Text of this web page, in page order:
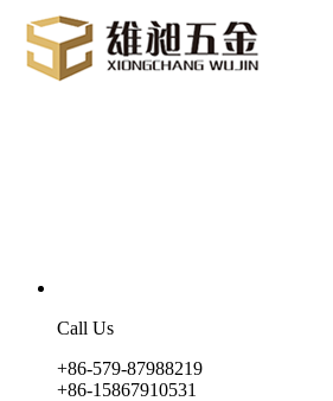
Call Us
+86-579-87988219
+86-15867910531